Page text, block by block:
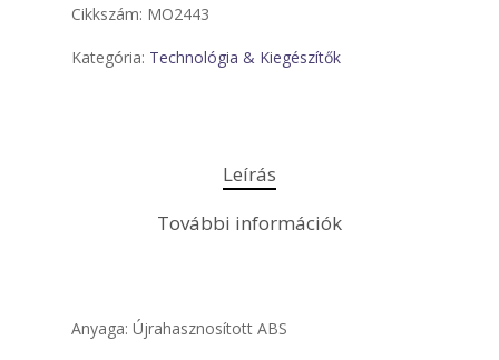
Cikkszám: MO2443
Kategória: Technológia & Kiegészítők
Leírás
További információk
Anyaga: Újrahasznosított ABS